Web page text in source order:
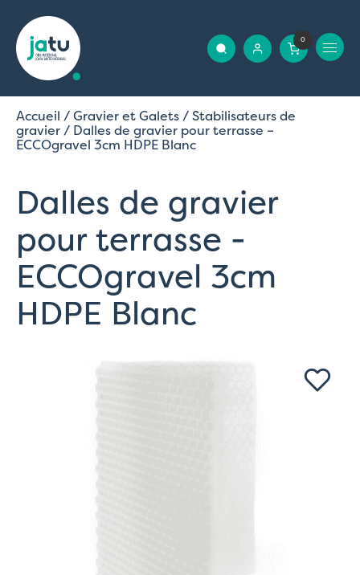
0
Accueil /Gravier et Galets/Stabilisateurs de
gravier/ Dalles de gravier pour terrasse –
ECCOgravel 3cm HDPE Blanc
Dalles de gravier
pour terrasse -
ECCOgravel 3cm
HDPE Blanc